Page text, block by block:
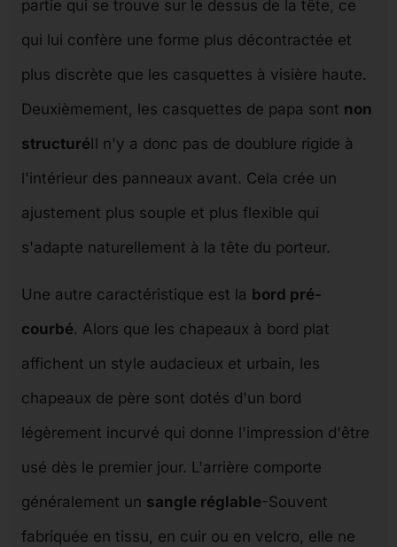
partie qui se trouve sur le dessus de la tête, ce
qui lui confère une forme plus décontractée et
plus discrète que les casquettes à visière haute.
Deuxièmement, les casquettes de papa sont non
structuréIl n'y a donc pas de doublure rigide à
l'intérieur des panneaux avant. Cela crée un
ajustement plus souple et plus flexible qui
s'adapte naturellement à la tête du porteur.
Une autre caractéristique est la bord pré-
courbé. Alors que les chapeaux à bord plat
affichent un style audacieux et urbain, les
chapeaux de père sont dotés d'un bord
légèrement incurvé qui donne l'impression d'être
usé dès le premier jour. L'arrière comporte
généralement un sangle réglable-Souvent
fabriquée en tissu, en cuir ou en velcro, elle ne